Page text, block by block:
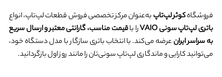
فروشگاهکوثر لپ‌تاپبه‌عنوان مرکز تخصصی فروش قطعات لپ‌تاپ، انواع
باتری لپ‌تاپ سونی VAIO
را باقیمت مناسب، گارانتی معتبر و ارسال سریع
به سراسر ایرانعرضه می‌کند. با انتخاب باتری سازگار با مدل دستگاه خود،
می‌توانید کارایی و ماندگاری لپ‌تاپ سونی‌تان را مانند روز اول بازگردانید.